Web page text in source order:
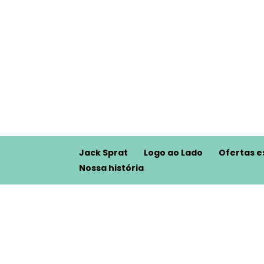
Jack Sprat Logo ao Lado Ofertas
Nossa história